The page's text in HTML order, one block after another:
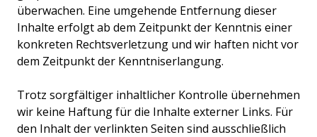
überwachen. Eine umgehende Entfernung dieser
Inhalte erfolgt ab dem Zeitpunkt der Kenntnis einer
konkreten Rechtsverletzung und wir haften nicht vor
dem Zeitpunkt der Kenntniserlangung.
Trotz sorgfältiger inhaltlicher Kontrolle übernehmen
wir keine Haftung für die Inhalte externer Links. Für
den Inhalt der verlinkten Seiten sind ausschließlich